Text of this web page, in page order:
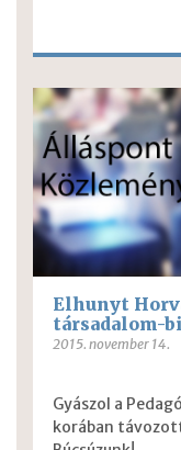
Elhunyt
társadalom-
2015. november 14.
Gyászol a
korában